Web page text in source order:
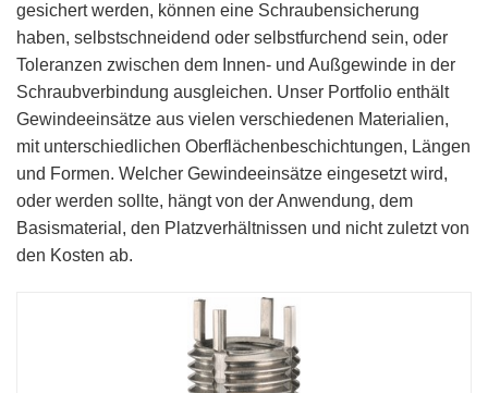
gesichert werden, können eine Schraubensicherung
haben, selbstschneidend oder selbstfurchend sein, oder
Toleranzen zwischen dem Innen- und Außgewinde in der
Schraubverbindung ausgleichen. Unser Portfolio enthält
Gewindeeinsätze aus vielen verschiedenen Materialien,
mit unterschiedlichen Oberflächenbeschichtungen, Längen
und Formen. Welcher Gewindeeinsätze eingesetzt wird,
oder werden sollte, hängt von der Anwendung, dem
Basismaterial, den Platzverhältnissen und nicht zuletzt von
den Kosten ab.